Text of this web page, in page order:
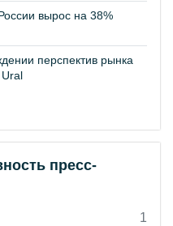
вырос на 38%
перспектив рынка
пресс-
1